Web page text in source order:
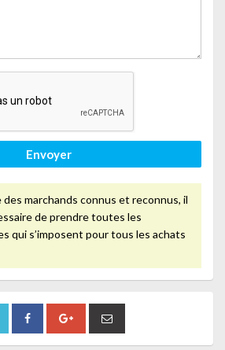
Envoyer
marchands connus et reconnus, il
de prendre toutes les
qui s’imposent pour tous les achats